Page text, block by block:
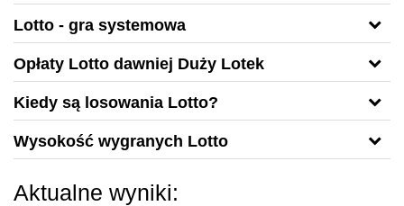
Lotto - gra systemowa
Opłaty Lotto dawniej Duży Lotek
Kiedy są losowania Lotto?
Wysokość wygranych Lotto
Aktualne wyniki: